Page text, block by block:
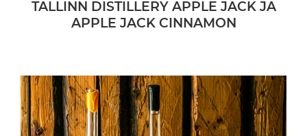
TALLINN DISTILLERY APPLE JACK JA
APPLE JACK CINNAMON